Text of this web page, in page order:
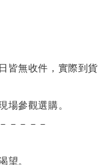
皆無收件，實際到貨
場參觀選購。
－－－－
望。